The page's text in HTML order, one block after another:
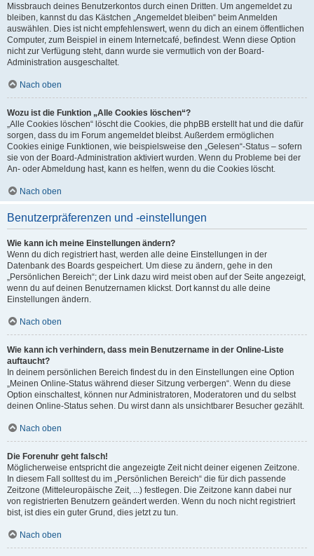
Missbrauch deines Benutzerkontos durch einen Dritten. Um angemeldet zu
bleiben, kannst du das Kästchen „Angemeldet bleiben“ beim Anmelden
auswählen. Dies ist nicht empfehlenswert, wenn du dich an einem öffentlichen
Computer, zum Beispiel in einem Internetcafé, befindest. Wenn diese Option
nicht zur Verfügung steht, dann wurde sie vermutlich von der Board-
Administration ausgeschaltet.
Nach oben
Wozu ist die Funktion „Alle Cookies löschen“?
„Alle Cookies löschen“ löscht die Cookies, die phpBB erstellt hat und die dafür
sorgen, dass du im Forum angemeldet bleibst. Außerdem ermöglichen
Cookies einige Funktionen, wie beispielsweise den „Gelesen“-Status – sofern
sie von der Board-Administration aktiviert wurden. Wenn du Probleme bei der
An- oder Abmeldung hast, kann es helfen, wenn du die Cookies löscht.
Nach oben
Benutzerpräferenzen und -einstellungen
Wie kann ich meine Einstellungen ändern?
Wenn du dich registriert hast, werden alle deine Einstellungen in der
Datenbank des Boards gespeichert. Um diese zu ändern, gehe in den
„Persönlichen Bereich“; der Link dazu wird meist oben auf der Seite angezeigt,
wenn du auf deinen Benutzernamen klickst. Dort kannst du alle deine
Einstellungen ändern.
Nach oben
Wie kann ich verhindern, dass mein Benutzername in der Online-Liste
auftaucht?
In deinem persönlichen Bereich findest du in den Einstellungen eine Option
„Meinen Online-Status während dieser Sitzung verbergen“. Wenn du diese
Option einschaltest, können nur Administratoren, Moderatoren und du selbst
deinen Online-Status sehen. Du wirst dann als unsichtbarer Besucher gezählt.
Nach oben
Die Forenuhr geht falsch!
Möglicherweise entspricht die angezeigte Zeit nicht deiner eigenen Zeitzone.
In diesem Fall solltest du im „Persönlichen Bereich“ die für dich passende
Zeitzone (Mitteleuropäische Zeit, ...) festlegen. Die Zeitzone kann dabei nur
von registrierten Benutzern geändert werden. Wenn du noch nicht registriert
bist, ist dies ein guter Grund, dies jetzt zu tun.
Nach oben